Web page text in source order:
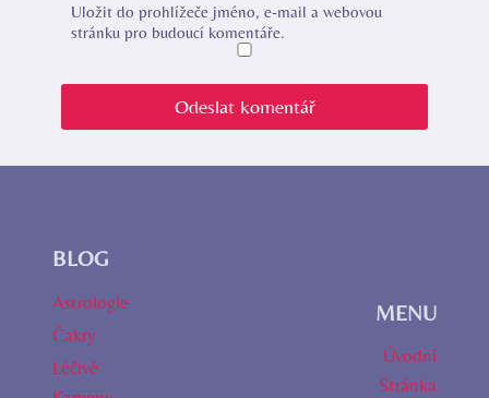
Uložit do prohlížeče jméno, e-mail a webovou
stránku pro budoucí komentáře.
BLOG
Astrologie
Čakry
Léčivé
MENU
Úvodní
Stránka